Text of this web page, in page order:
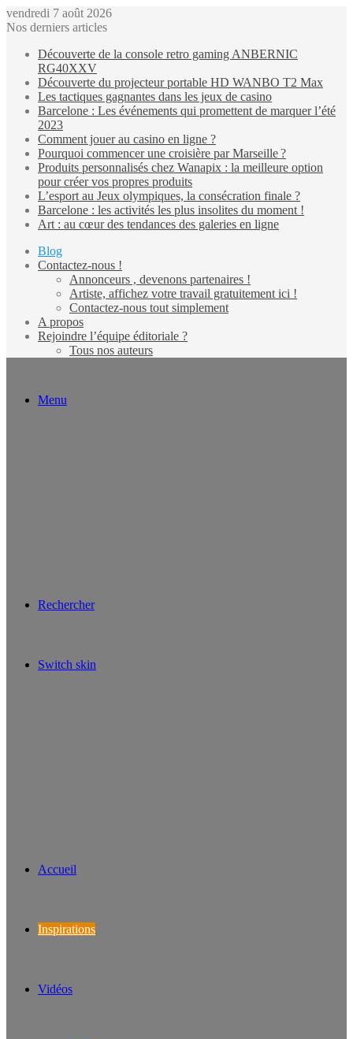
vendredi 7 août 2026
Nos derniers articles
Découverte de la console retro gaming ANBERNIC
RG40XXV
Découverte du projecteur portable HD WANBO T2 Max
Les tactiques gagnantes dans les jeux de casino
Barcelone : Les événements qui promettent de marquer l’été
2023
Comment jouer au casino en ligne ?
Pourquoi commencer une croisière par Marseille ?
Produits personnalisés chez Wanapix : la meilleure option
pour créer vos propres produits
L’esport au Jeux olympiques, la consécration finale ?
Barcelone : les activités les plus insolites du moment !
Art : au cœur des tendances des galeries en ligne
Blog
Contactez-nous !
Annonceurs , devenons partenaires !
Artiste, affichez votre travail gratuitement ici !
Contactez-nous tout simplement
A propos
Rejoindre l’équipe éditoriale ?
Tous nos auteurs
Menu
Rechercher
Switch skin
Accueil
Inspirations
Vidéos